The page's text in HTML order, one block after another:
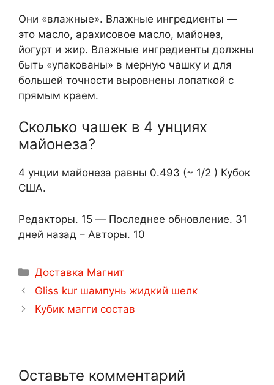
Они «влажные». Влажные ингредиенты —
это масло, арахисовое масло, майонез,
йогурт и жир. Влажные ингредиенты должны
быть «упакованы» в мерную чашку и для
большей точности выровнены лопаткой с
прямым краем.
Сколько чашек в 4 унциях
майонеза?
4 унции майонеза равны 0.493 (~ 1/2 ) Кубок
США.
Редакторы. 15 — Последнее обновление. 31
дней назад – Авторы. 10
Рубрики
Доставка Магнит
Навигация
записи
Gliss kur шампунь жидкий шелк
Кубик магги состав
Оставьте комментарий